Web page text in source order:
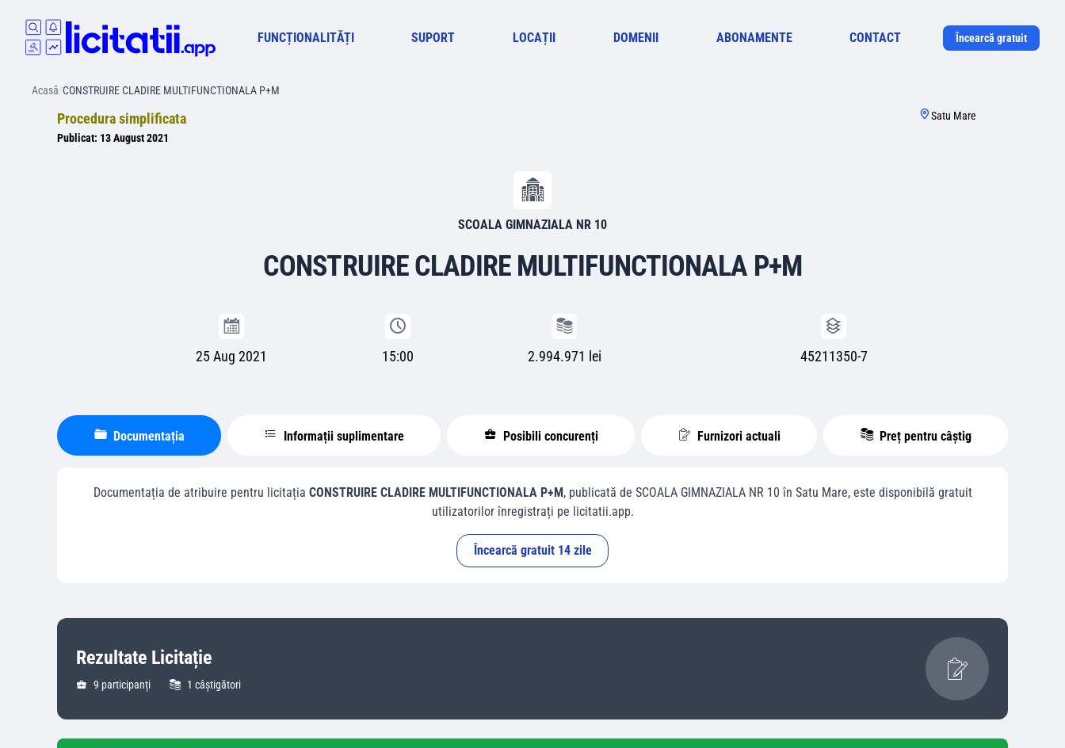
FUNCȚIONALITĂȚI SUPORT LOCAȚII DOMENII ABONAMENTE CONTACT Încearcă gratuit
Acasă/CONSTRUIRE CLADIRE MULTIFUNCTIONALA P+M
Procedura simplificata
Publicat: 13 August 2021
Satu Mare
SCOALA GIMNAZIALA NR 10
CONSTRUIRE CLADIRE MULTIFUNCTIONALA P+M
25 Aug 2021 15:00 2.994.971 lei 45211350-7
Documentația Informații suplimentare Posibili concurenți Furnizori actuali Preț pentru câștig
Documentația de atribuire pentru licitația CONSTRUIRE CLADIRE MULTIFUNCTIONALA P+M, publicată de SCOALA GIMNAZIALA NR 10 în Satu Mare, este disponibilă gratuit
utilizatorilor înregistrați pe licitatii.app.
Încearcă gratuit 14 zile
Rezultate Licitație
9 participanți 1 câștigători